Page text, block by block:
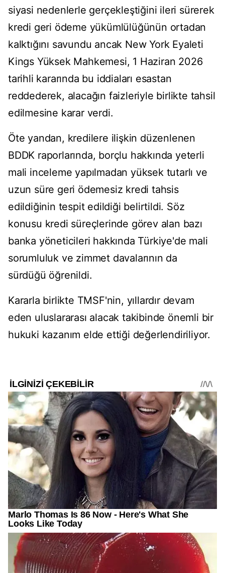
siyasi nedenlerle gerçekleştiğini ileri sürerek
kredi geri ödeme yükümlülüğünün ortadan
kalktığını savundu ancak New York Eyaleti
Kings Yüksek Mahkemesi, 1 Haziran 2026
tarihli kararında bu iddiaları esastan
reddederek, alacağın faizleriyle birlikte tahsil
edilmesine karar verdi.
Öte yandan, kredilere ilişkin düzenlenen
BDDK raporlarında, borçlu hakkında yeterli
mali inceleme yapılmadan yüksek tutarlı ve
uzun süre geri ödemesiz kredi tahsis
edildiğinin tespit edildiği belirtildi. Söz
konusu kredi süreçlerinde görev alan bazı
banka yöneticileri hakkında Türkiye'de mali
sorumluluk ve zimmet davalarının da
sürdüğü öğrenildi.
Kararla birlikte TMSF'nin, yıllardır devam
eden uluslararası alacak takibinde önemli bir
hukuki kazanım elde ettiği değerlendiriliyor.